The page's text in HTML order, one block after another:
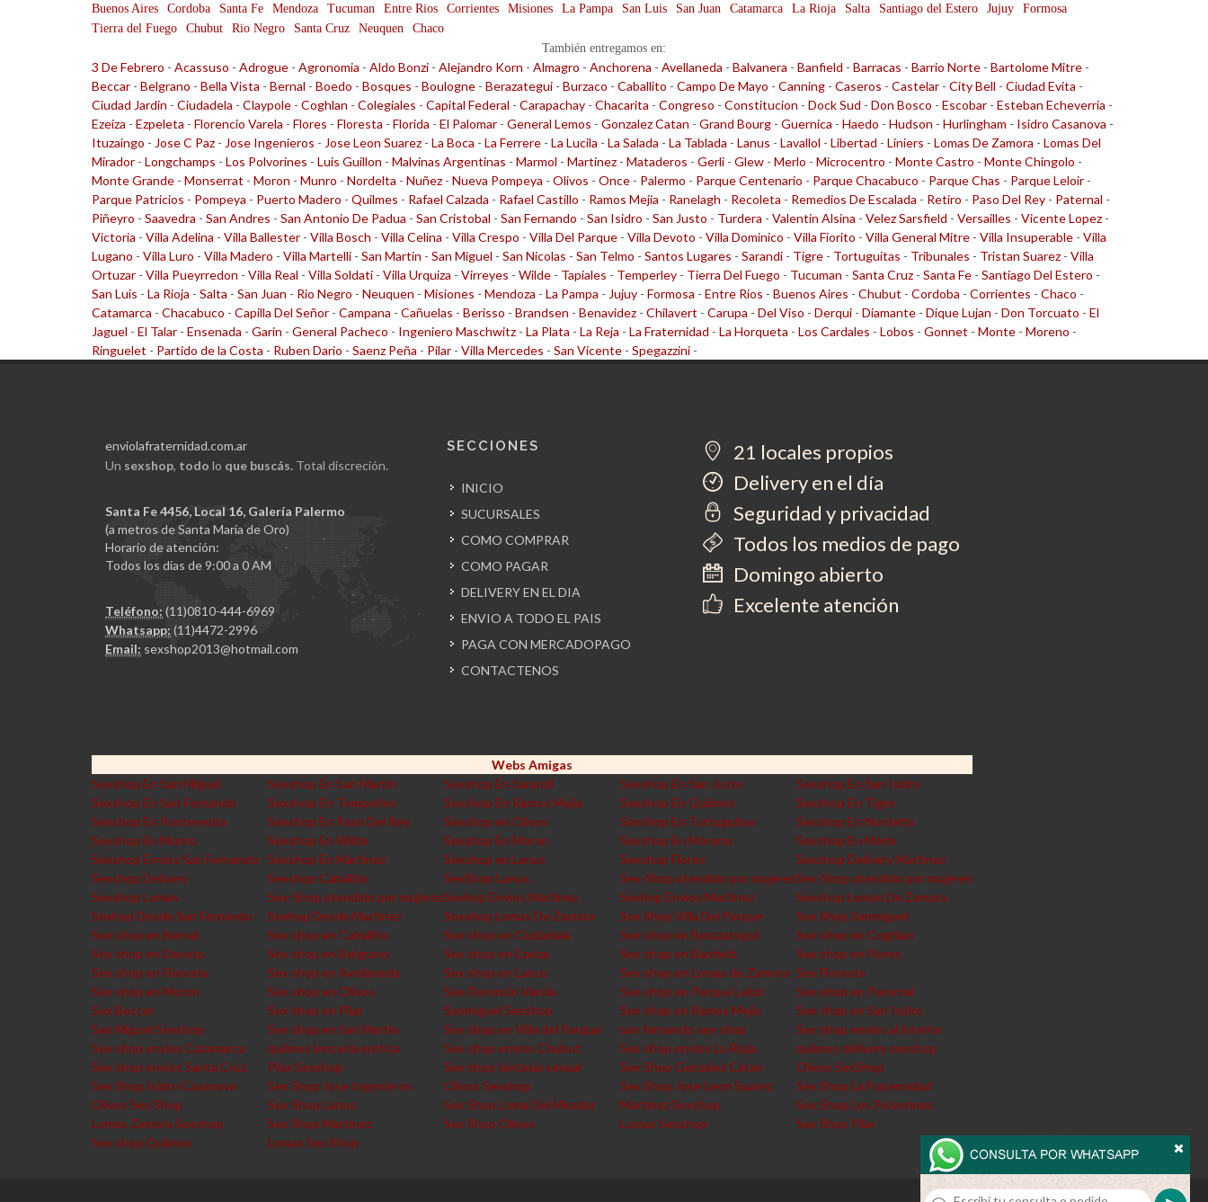
Buenos Aires
Cordoba Santa Fe Mendoza Tucuman Entre Rios Corrientes Misiones La Pampa San Luis San Juan Catamarca La Rioja Salta Santiago del Estero Jujuy
Formosa
Tierra del Fuego
Chubut Rio Negro Santa Cruz Neuquen
Chaco
También entregamos en:
3 De Febrero - Acassuso - Adrogue - Agronomia - Aldo Bonzi - Alejandro Korn - Almagro - Anchorena - Avellaneda - Balvanera - Banfield - Barracas - Barrio Norte - Bartolome Mitre -
Beccar - Belgrano - Bella Vista - Bernal - Boedo - Bosques - Boulogne - Berazategui - Burzaco - Caballito - Campo De Mayo - Canning - Caseros - Castelar - City Bell - Ciudad Evita -
Ciudad Jardin - Ciudadela - Claypole - Coghlan - Colegiales - Capital Federal - Carapachay - Chacarita - Congreso - Constitucion - Dock Sud - Don Bosco - Escobar - Esteban Echeverria -
Ezeiza - Ezpeleta - Florencio Varela - Flores - Floresta - Florida - El Palomar - General Lemos - Gonzalez Catan - Grand Bourg - Guernica - Haedo - Hudson - Hurlingham - Isidro Casanova -
Ituzaingo - Jose C Paz - Jose Ingenieros - Jose Leon Suarez - La Boca - La Ferrere - La Lucila - La Salada - La Tablada - Lanus - Lavallol - Libertad - Liniers - Lomas De Zamora - Lomas Del
Mirador - Longchamps - Los Polvorines - Luis Guillon - Malvinas Argentinas - Marmol - Martinez - Mataderos - Gerli - Glew - Merlo - Microcentro - Monte Castro - Monte Chingolo -
Monte Grande - Monserrat - Moron - Munro - Nordelta - Nuñez - Nueva Pompeya - Olivos - Once - Palermo - Parque Centenario - Parque Chacabuco - Parque Chas - Parque Leloir -
Parque Patricios - Pompeya - Puerto Madero - Quilmes - Rafael Calzada - Rafael Castillo - Ramos Mejia - Ranelagh - Recoleta - Remedios De Escalada - Retiro - Paso Del Rey - Paternal -
Piñeyro - Saavedra - San Andres - San Antonio De Padua - San Cristobal - San Fernando - San Isidro - San Justo - Turdera - Valentin Alsina - Velez Sarsfield - Versailles - Vicente Lopez -
Victoria - Villa Adelina - Villa Ballester - Villa Bosch - Villa Celina - Villa Crespo - Villa Del Parque - Villa Devoto - Villa Dominico - Villa Fiorito - Villa General Mitre - Villa Insuperable - Villa
Lugano - Villa Luro - Villa Madero - Villa Martelli - San Martin - San Miguel - San Nicolas - San Telmo - Santos Lugares - Sarandi - Tigre - Tortuguitas - Tribunales - Tristan Suarez - Villa
Ortuzar - Villa Pueyrredon - Villa Real - Villa Soldati - Villa Urquiza - Virreyes - Wilde - Tapiales - Temperley - Tierra Del Fuego - Tucuman - Santa Cruz - Santa Fe - Santiago Del Estero -
San Luis - La Rioja - Salta - San Juan - Rio Negro - Neuquen - Misiones - Mendoza - La Pampa - Jujuy - Formosa - Entre Rios - Buenos Aires - Chubut - Cordoba - Corrientes - Chaco -
Catamarca - Chacabuco - Capilla Del Señor - Campana - Cañuelas - Berisso - Brandsen - Benavidez - Chilavert - Carupa - Del Viso - Derqui - Diamante - Dique Lujan - Don Torcuato - El
Jaguel - El Talar - Ensenada - Garin - General Pacheco - Ingeniero Maschwitz - La Plata - La Reja - La Fraternidad - La Horqueta - Los Cardales - Lobos - Gonnet - Monte - Moreno -
Ringuelet - Partido de la Costa - Ruben Dario - Saenz Peña - Pilar - Villa Mercedes - San Vicente - Spegazzini -
enviolafraternidad.com.ar
Un sexshop, todo lo que buscás. Total discreción.
Santa Fe 4456, Local 16, Galería Palermo
(a metros de Santa Maria de Oro)
Horario de atención:
Todos los días de 9:00 a 0 AM
Teléfono: (11)0810-444-6969
Whatsapp: (11)4472-2996
Email: sexshop2013@hotmail.com
SECCIONES
INICIO
SUCURSALES
COMO COMPRAR
COMO PAGAR
DELIVERY EN EL DIA
ENVIO A TODO EL PAIS
PAGA CON MERCADOPAGO
CONTACTENOS
21 locales propios
Delivery en el día
Seguridad y privacidad
Todos los medios de pago
Domingo abierto
Excelente atención
Webs Amigas
Sexshop En San Miguel
Sexshop En San Martin Sexshop En Sarandi Sexshop En San Justo
Sexshop En San Isidro
Sexshop En San Fernando
Sexshop En Temperley Sexshop En Ramos Mejia Sexshop En Quilmes
Sexshop En Tigre
Sexshop En Pontevedra
Sexshop En Paso Del Rey Sexshop en Olivos Sexshop En Tortuguitas
Sexshop En Nordelta
Sexshop En Munro
Sexshop En Wilde Sexshop En Moron Sexshop En Moreno
Sexshop En Merlo
Sexshop Envios San Fernando
Sexshop En Martinez Sexshop en Lanus Sexshop Flores
Sexshop Delivery Martinez
Sexshop Delivery
Sexshop Caballito SexShop Lanus Sex-Shop atendido por mujeresSex-Shop atendido por mujeres
Sexshop Lomas
Sex-Shop atendido por mujeresSexhop Envios Martinez Sexhop Envios Martinez
Sexshop Lomas De Zamora
Sexhop Desde San Fernando
Sexhop Desde Martinez Sexshop Lomas De Zamora Sex Shop Villa Del Parque
Sex Shop Sanmiguel
Sex shop en Bernal
Sex shop en Caballito Sex shop en Ciudadela Sex shop en Berazategui
Sex shop en Coghlan
Sex shop en Devoto
Sex shop en Belgrano Sex shop en Ezeiza Sex shop en Banfield
Sex shop en Flores
Sex shop en Floresta
Sex shop en Avellaneda Sex shop en Lanus Sex shop en Lomas de Zamora Sex Floresta
Sex shop en Moron
Sex shop en Olivos Sex Florencio Varela Sex shop en Parque Leloir
Sex shop en Paternal
Sex Beccar
Sex shop en Pilar Sanmiguel Sexshop Sex shop en Ramos Mejia
Sex shop en San Isidro
San Miguel Sexshop
Sex shop en San Martin Sex shop en Villa del Parque san fernando sex shop
Sex shop envios al interior
Sex shop envios Catamarca
quilmes lencería erótica Sex shop envios Chubut Sex shop envios La Rioja
quilmes delivery sexshop
Sex shop envios Santa Cruz
Pilar Sexshop Sex shop fantasia sexual Sex Shop Gonzalez Catan
Olivos SexShop
Sex Shop Isidro Casanova
Sex Shop Jose Ingenieros Olivos Sexshop Sex Shop Jose Leon Suarez
Sex Shop La Fraternidad
Olivos Sex Shop
Sex Shop Lanus Sex Shop Loma Del Mirador Martinez Sexshop
Sex Shop Los Polvorines
Lomas Zamora Sexshop
Sex Shop Martinez Sex Shop Olivos Lomas Sexshop
Sex Shop Pilar
Sex shop Quilmes
Lomas Sex Shop